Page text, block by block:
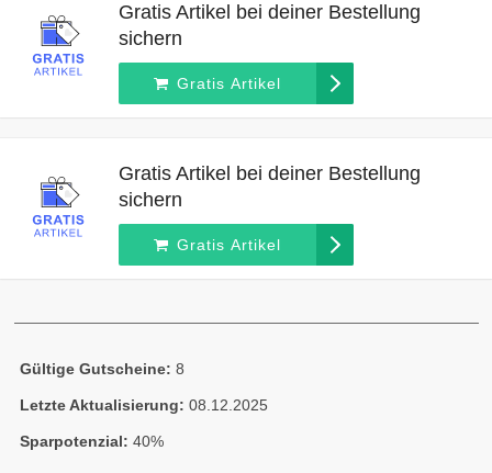
Gratis Artikel bei deiner Bestellung
sichern
Gratis Artikel
Gratis Artikel bei deiner Bestellung
sichern
Gratis Artikel
Gültige Gutscheine: 8
Letzte Aktualisierung: 08.12.2025
Sparpotenzial: 40%